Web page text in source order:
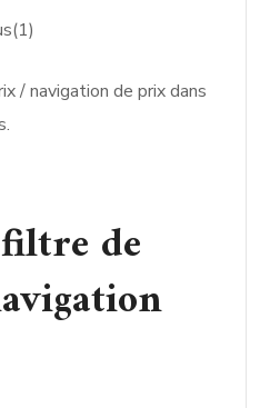
/ navigation de prix dans
de